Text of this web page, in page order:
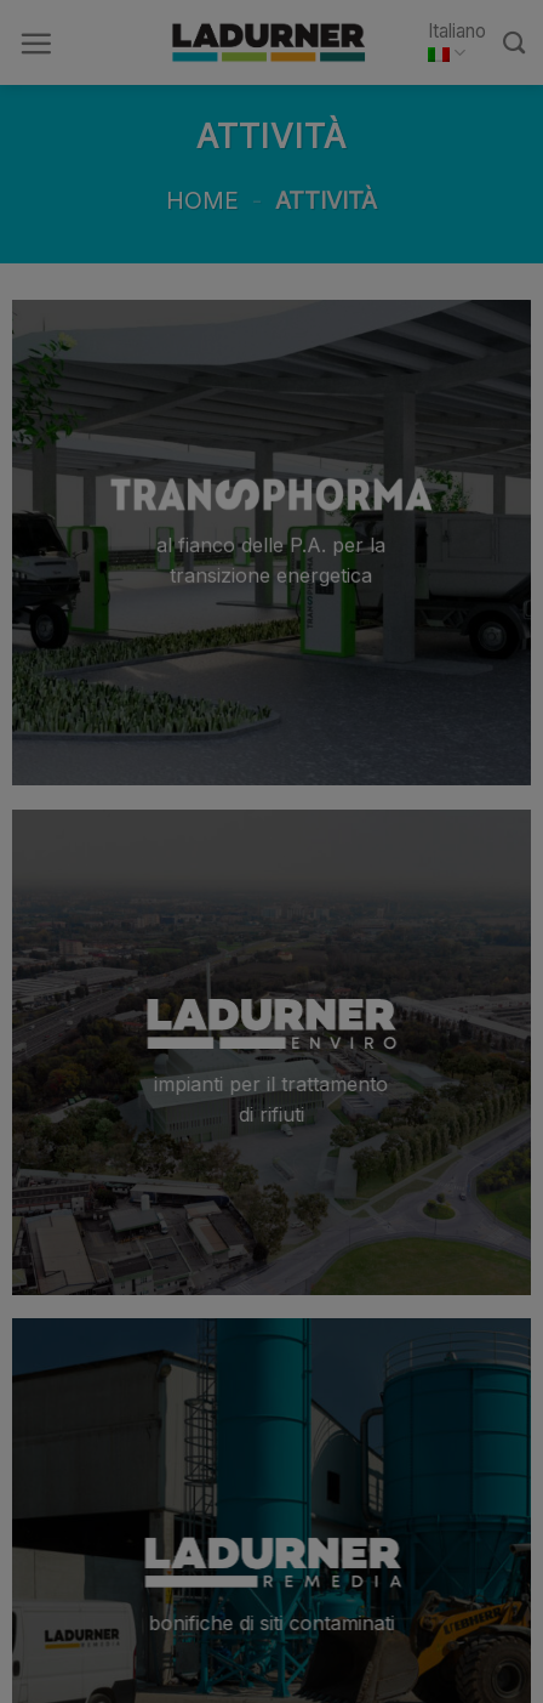
content
Italiano
ATTIVITÀ
HOME - ATTIVITÀ
al fianco delle P.A. per la
transizione energetica
impianti per il trattamento
di rifiuti
bonifiche di siti contaminati